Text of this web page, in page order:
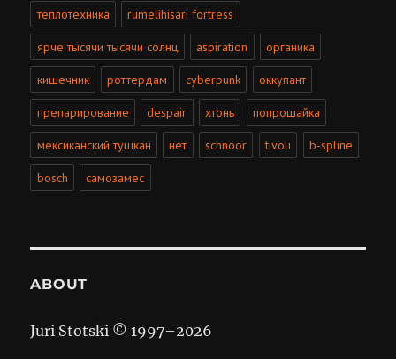
теплотехника rumelihisarı fortress
ярче тысячи тысячи солнц aspiration органика
кишечник роттердам cyberpunk оккупант
препарирование despair хтонь попрошайка
мексиканский тушкан нет schnoor tivoli b-spline
bosch самозамес
ABOUT
Juri Stotski © 1997–2026